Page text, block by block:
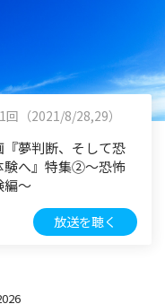
回（2021/8/28,29）
『夢判断、そして恐
験へ』特集②～恐怖
編～
放送を聴く